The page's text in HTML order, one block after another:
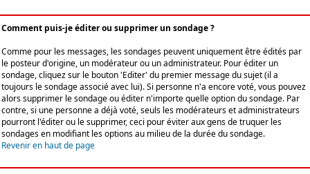
Comment puis-je éditer ou supprimer un sondage ?
Comme pour les messages, les sondages peuvent uniquement être édités par
le posteur d'origine, un modérateur ou un administrateur. Pour éditer un
sondage, cliquez sur le bouton 'Editer' du premier message du sujet (il a
toujours le sondage associé avec lui). Si personne n'a encore voté, vous pouvez
alors supprimer le sondage ou éditer n'importe quelle option du sondage. Par
contre, si une personne a déjà voté, seuls les modérateurs et administrateurs
pourront l'éditer ou le supprimer, ceci pour éviter aux gens de truquer les
sondages en modifiant les options au milieu de la durée du sondage.
Revenir en haut de page